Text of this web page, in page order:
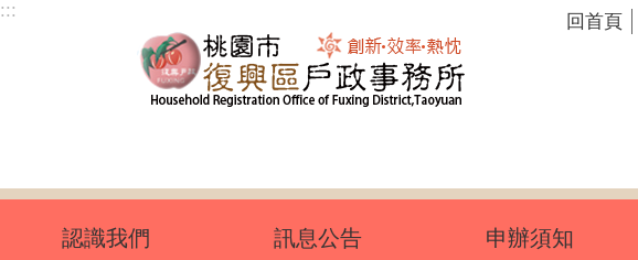
跳到主要內容區塊
:::
回首頁
認識我們 訊息公告 申辦須知